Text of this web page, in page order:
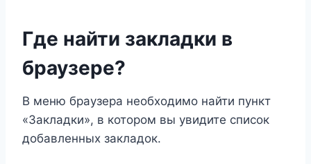
Где найти закладки в
браузере?
В меню браузера необходимо найти пункт
«Закладки», в котором вы увидите список
добавленных закладок.